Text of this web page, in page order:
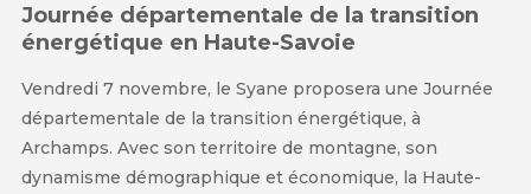
Journée départementale de la transition
énergétique en Haute-Savoie
Vendredi 7 novembre, le Syane proposera une Journée
départementale de la transition énergétique, à
Archamps. Avec son territoire de montagne, son
dynamisme démographique et économique, la Haute-